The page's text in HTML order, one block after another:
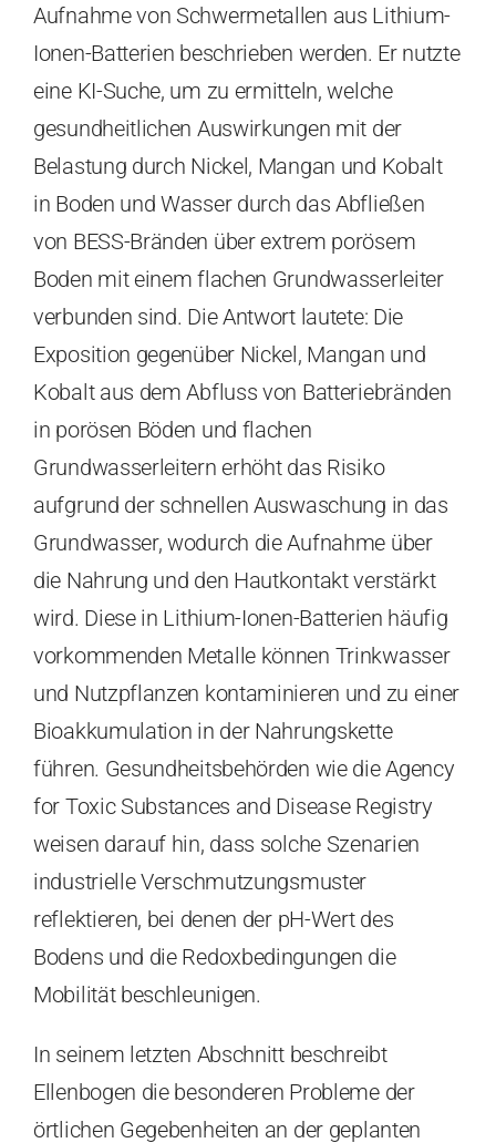
Aufnahme von Schwermetallen aus Lithium-
Ionen-Batterien beschrieben werden. Er nutzte
eine KI-Suche, um zu ermitteln, welche
gesundheitlichen Auswirkungen mit der
Belastung durch Nickel, Mangan und Kobalt
in Boden und Wasser durch das Abfließen
von BESS-Bränden über extrem porösem
Boden mit einem flachen Grundwasserleiter
verbunden sind. Die Antwort lautete: Die
Exposition gegenüber Nickel, Mangan und
Kobalt aus dem Abfluss von Batteriebränden
in porösen Böden und flachen
Grundwasserleitern erhöht das Risiko
aufgrund der schnellen Auswaschung in das
Grundwasser, wodurch die Aufnahme über
die Nahrung und den Hautkontakt verstärkt
wird. Diese in Lithium-Ionen-Batterien häufig
vorkommenden Metalle können Trinkwasser
und Nutzpflanzen kontaminieren und zu einer
Bioakkumulation in der Nahrungskette
führen. Gesundheitsbehörden wie die Agency
for Toxic Substances and Disease Registry
weisen darauf hin, dass solche Szenarien
industrielle Verschmutzungsmuster
reflektieren, bei denen der pH-Wert des
Bodens und die Redoxbedingungen die
Mobilität beschleunigen.
In seinem letzten Abschnitt beschreibt
Ellenbogen die besonderen Probleme der
örtlichen Gegebenheiten an der geplanten